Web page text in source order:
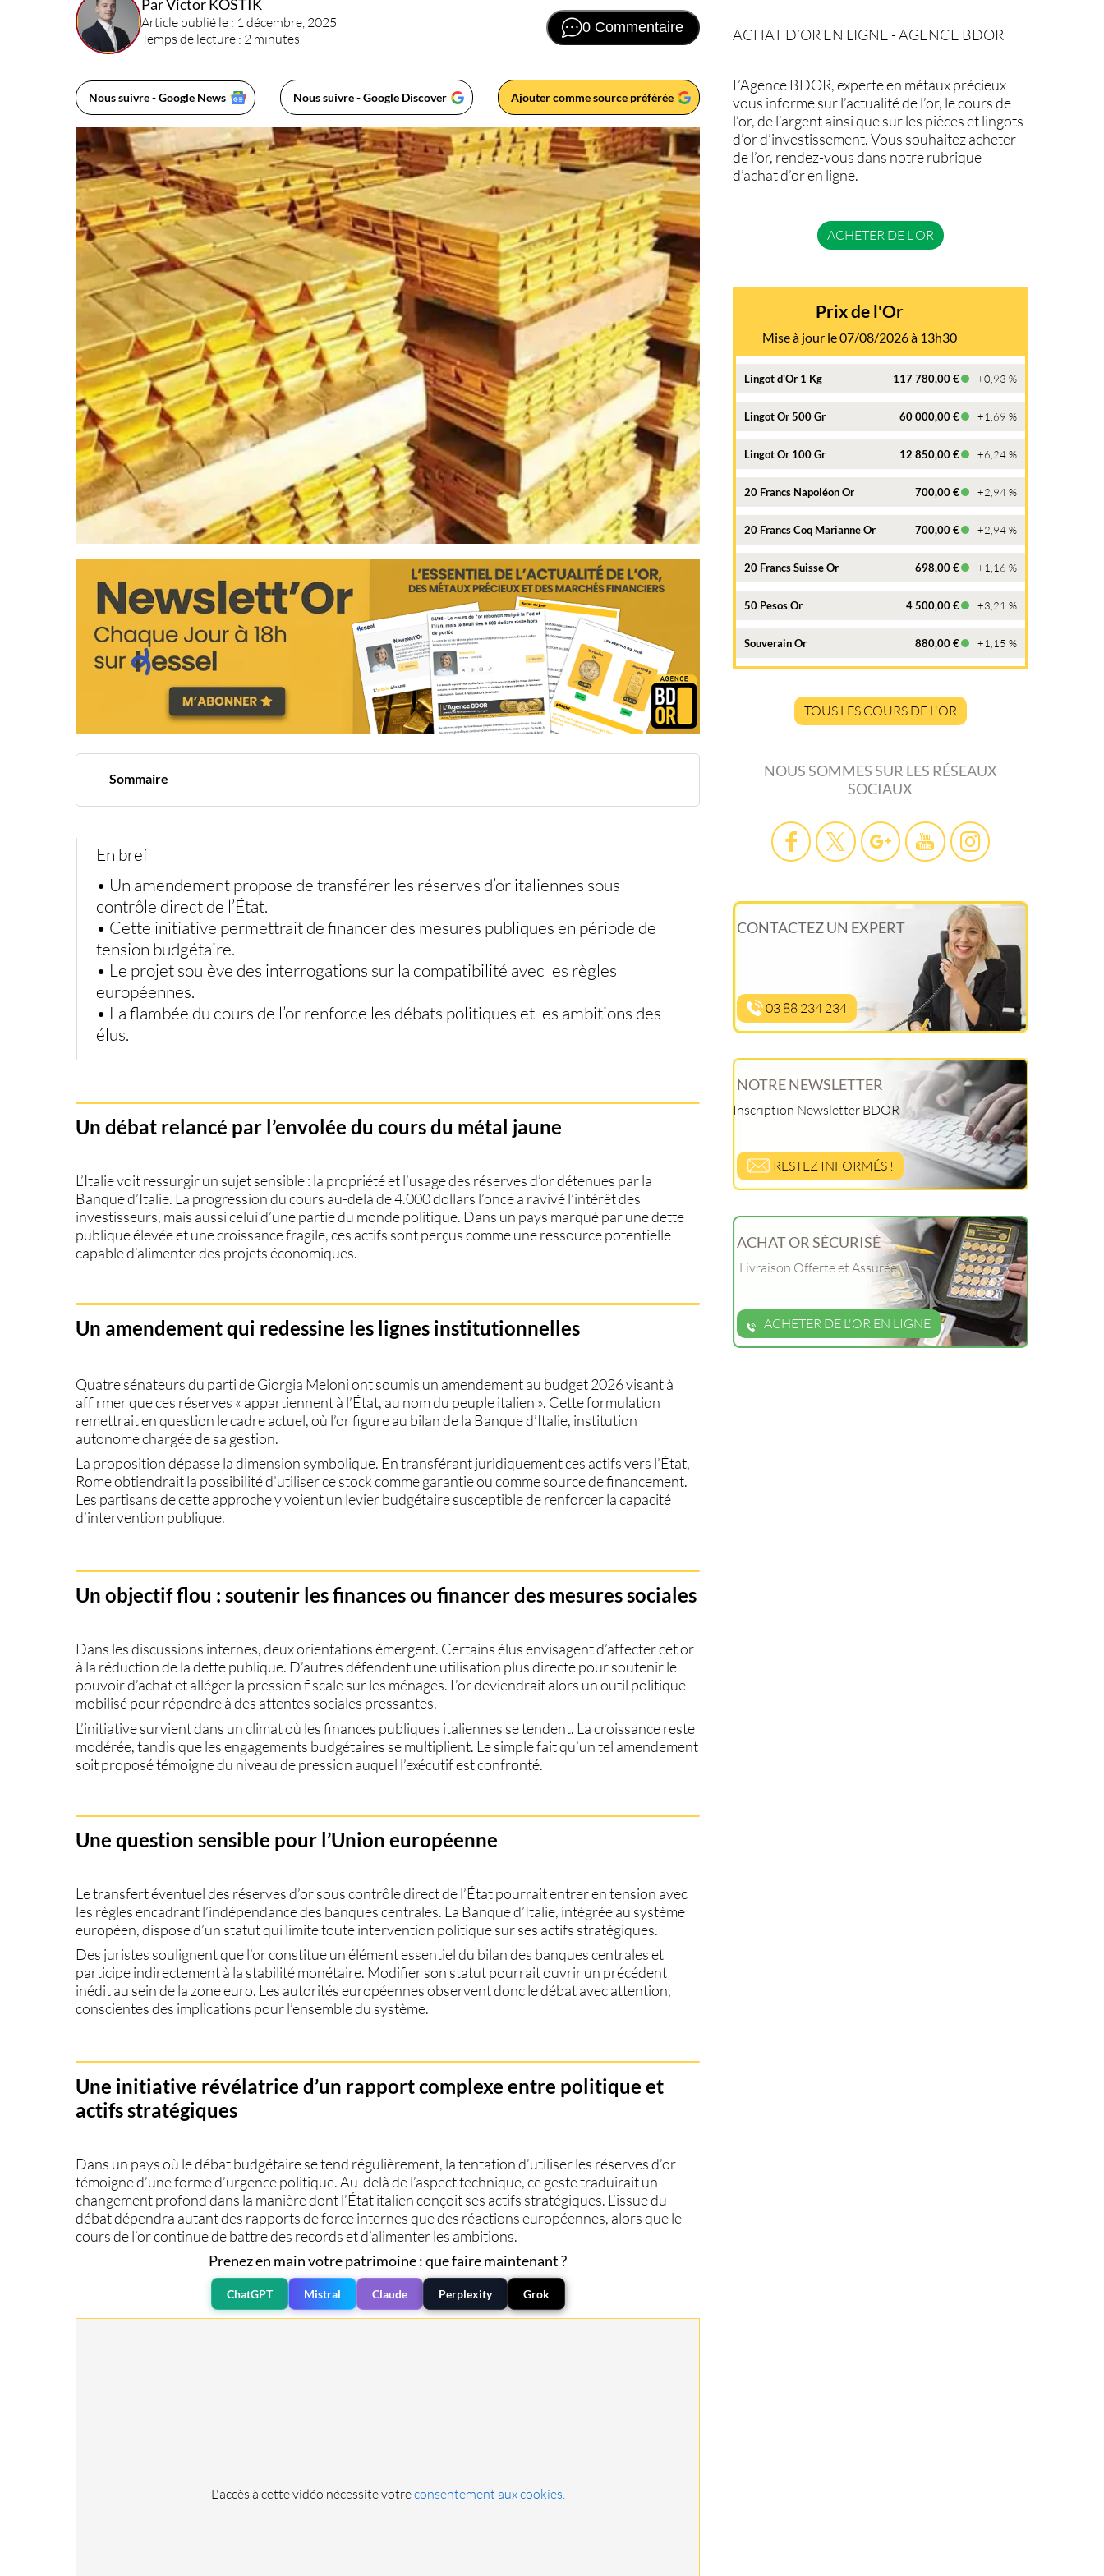
Par Victor KOSTIK
Article publié le : 1 décembre, 2025
Temps de lecture : 2 minutes
0 Commentaire
Nous suivre - Google News Nous suivre - Google Discover Ajouter comme source préférée
Sommaire
Une question sensible pour l’Union européenne
Une initiative révélatrice d’un rapport complexe entre politique et actifs stratégiques
En bref
• Un amendement propose de transférer les réserves d’or italiennes sous
contrôle direct de l’État.
• Cette initiative permettrait de financer des mesures publiques en période de
tension budgétaire.
• Le projet soulève des interrogations sur la compatibilité avec les règles
européennes.
• La flambée du cours de l’or renforce les débats politiques et les ambitions des
élus.
Un débat relancé par l’envolée du cours du métal jaune
L’Italie voit ressurgir un sujet sensible : la propriété et l’usage des réserves d’ordétenues par la
Banque d’Italie. La progression du cours au-delà de 4.000 dollars l’once a ravivé l’intérêt des
investisseurs, mais aussi celui d’une partie du monde politique. Dans un pays marqué par une dette
publique élevée et une croissance fragile, ces actifs sont perçus comme une ressource potentielle
capable d’alimenter des projets économiques.
Un amendement qui redessine les lignes institutionnelles
Quatre sénateurs du parti de Giorgia Meloni ont soumis un amendement au budget 2026 visant à
affirmer que ces réserves « appartiennent à l’État, au nom du peuple italien ». Cette formulation
remettrait en question le cadre actuel, où l’or figure au bilan de la Banque d’Italie, institution
autonome chargée de sa gestion.
La proposition dépasse la dimension symbolique. En transférant juridiquement ces actifs vers l’État,
Rome obtiendrait la possibilité d’utiliser ce stock comme garantie ou comme source de financement.
Les partisans de cette approche y voient un levier budgétaire susceptible de renforcer la capacité
d’intervention publique.
Un objectif flou : soutenir les finances ou financer des mesures sociales
Dans les discussions internes, deux orientations émergent. Certains élus envisagent d’affecter cet or
à la réduction de la dette publique. D’autres défendent une utilisation plus directe pour soutenir le
pouvoir d’achat et alléger la pression fiscale sur les ménages. L’or deviendrait alors un outil politique
mobilisé pour répondre à des attentes sociales pressantes.
L’initiative survient dans un climat où les finances publiques italiennes se tendent. La croissance reste
modérée, tandis que les engagements budgétaires se multiplient. Le simple fait qu’un tel amendement
soit proposé témoigne du niveau de pression auquel l’exécutif est confronté.
Une question sensible pour l’Union européenne
Le transfert éventuel des réserves d’orsous contrôle direct de l’État pourrait entrer en tension avec
les règles encadrant l’indépendance des banques centrales. La Banque d’Italie, intégrée au système
européen, dispose d’un statut qui limite toute intervention politique sur ses actifs stratégiques.
Des juristes soulignent que l’or constitue un élément essentiel du bilan des banques centrales et
participe indirectement à la stabilité monétaire. Modifier son statut pourrait ouvrir un précédent
inédit au sein de la zone euro. Les autorités européennes observent donc le débat avec attention,
conscientes des implications pour l’ensemble du système.
Une initiative révélatrice d’un rapport complexe entre politique et
actifs stratégiques
Dans un pays où le débat budgétaire se tend régulièrement, la tentation d’utiliser les réserves d’or
témoigne d’une forme d’urgence politique. Au-delà de l’aspect technique, ce geste traduirait un
changement profond dans la manière dont l’État italien conçoit ses actifs stratégiques. L’issue du
débat dépendra autant des rapports de force internes que des réactions européennes, alors que le
cours de l’or continue de battre des records et d’alimenter les ambitions.
Prenez en main votre patrimoine : que faire maintenant ?
ChatGPT Mistral Claude Perplexity Grok
L'accès à cette vidéo nécessite votreconsentement aux cookies.
ACHAT D’OR EN LIGNE - AGENCE BDOR
L’Agence BDOR, experte en métaux précieux
vous informe sur l’actualité de l’or, le cours de
l’or, de l’argent ainsi que sur les pièces et lingots
d’or d’investissement. Vous souhaitez acheter
de l’or, rendez-vous dans notre rubrique
d’achat d’or en ligne.
ACHETER DE L'OR
Prix de l'Or
Mise à jour le 07/08/2026 à 13h30
Lingot d'Or 1 Kg 117 780,00 € +0,93 %
Lingot Or 500 Gr 60 000,00 € +1,69 %
Lingot Or 100 Gr 12 850,00 € +6,24 %
20 Francs Napoléon Or 700,00 € +2,94 %
20 Francs Coq Marianne Or 700,00 € +2,94 %
20 Francs Suisse Or 698,00 € +1,16 %
50 Pesos Or 4 500,00 € +3,21 %
Souverain Or 880,00 € +1,15 %
TOUS LES COURS DE L'OR
NOUS SOMMES SUR LES RÉSEAUX
SOCIAUX
CONTACTEZ UN EXPERT
03 88 234 234
NOTRE NEWSLETTER
Inscription Newsletter BDOR
RESTEZ INFORMÉS !
ACHAT OR SÉCURISÉ
Livraison Offerte et Assurée
ACHETER DE L'OR EN LIGNE